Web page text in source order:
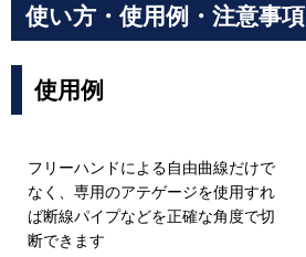
使い方・使用例・注意事項
使用例
フリーハンドによる自由曲線だけで
なく、専用のアテゲージを使用すれ
ば断線パイプなどを正確な角度で切
断できます